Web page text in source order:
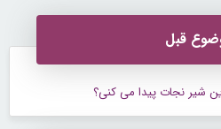
قبل
شیر نجات پیدا می کنی؟